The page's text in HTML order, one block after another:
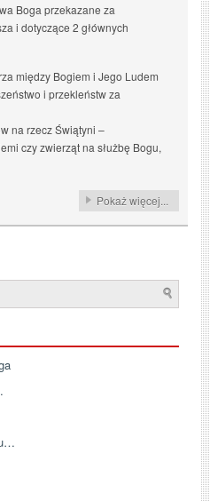
Boga przekazane za
i dotyczące 2 głównych
między Bogiem i Jego Ludem
i przekleństw za
na rzecz Świątyni –
czy zwierząt na służbę Bogu,
Pokaż więcej...